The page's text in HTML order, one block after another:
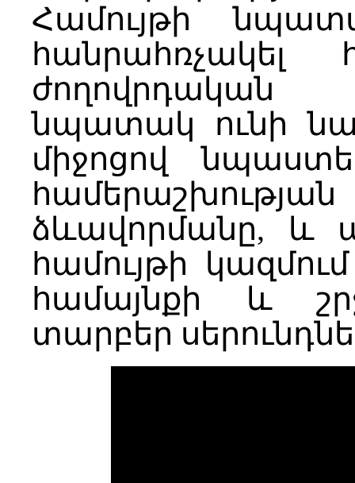
Համույթի
հանրահռչակել
ժողովրդական
նպատակ ունի
միջոցով
ձևավորմանը, և
համույթի
համայնքի և
տարբեր